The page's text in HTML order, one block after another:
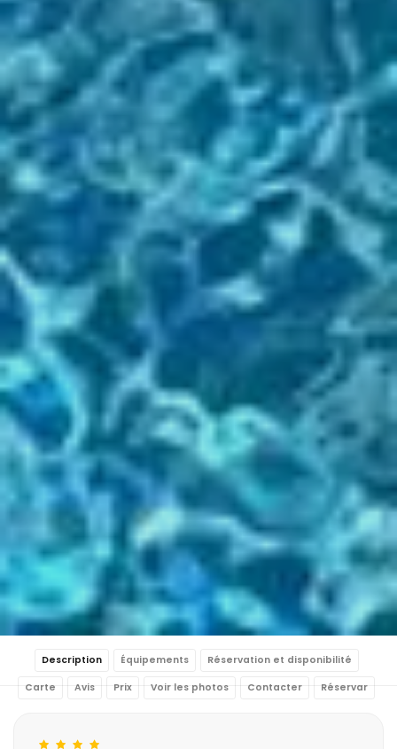
Description Équipements Réservation et disponibilité
Carte Avis Prix Voir les photos Contacter Réservar